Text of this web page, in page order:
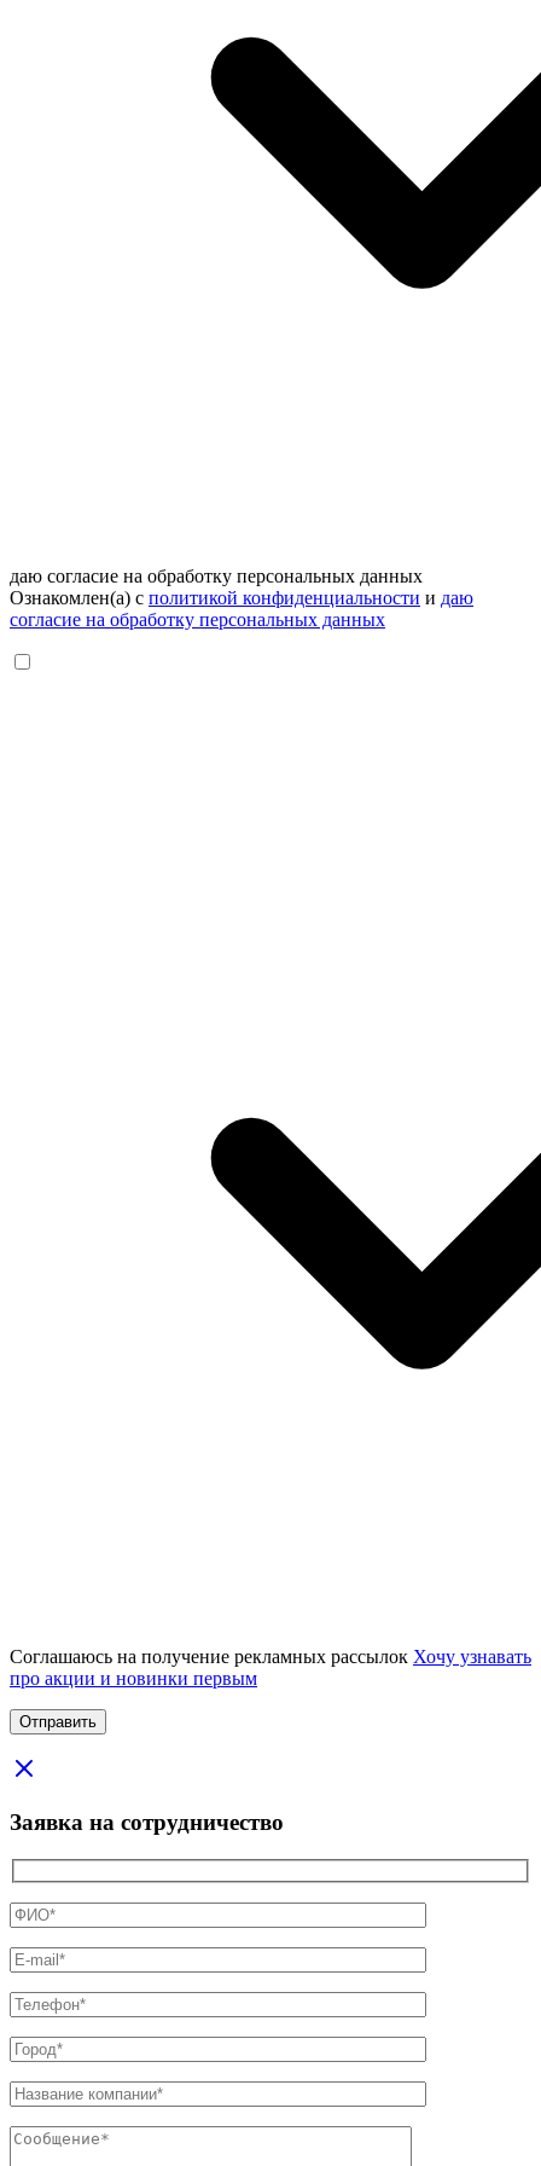
даю согласие на обработку персональных данных
Ознакомлен(а) с политикой конфиденциальности и даю
согласие на обработку персональных данных
Соглашаюсь на получение рекламных рассылок Хочу узнавать
про акции и новинки первым
Заявка на сотрудничество